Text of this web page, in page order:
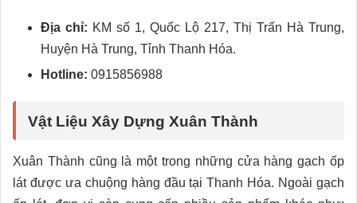
Địa chỉ: KM số 1, Quốc Lộ 217, Thị Trấn Hà Trung,
Huyện Hà Trung, Tỉnh Thanh Hóa.
Hotline: 0915856988
Vật Liệu Xây Dựng Xuân Thành
Xuân Thành cũng là một trong những cửa hàng gạch ốp
lát được ưa chuộng hàng đầu tại Thanh Hóa. Ngoài gạch